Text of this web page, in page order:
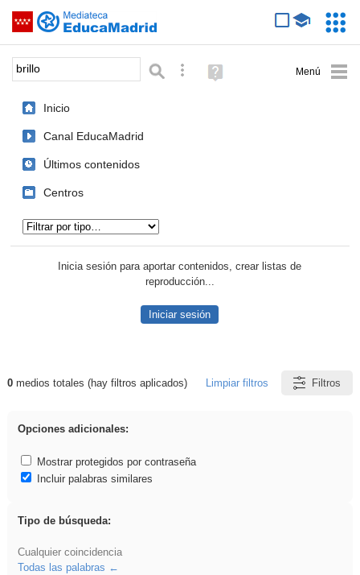
Saltar navegación
Palabra o frase: Búsqueda avanzada
Ayuda
(en
Inicio
Canal EducaMadrid
Últimos contenidos
Centros
Inicia sesión para aportar contenidos, crear listas de
reproducción...
Iniciar sesión
Resultados de: brillo
0medios totales (hay filtros aplicados) Limpiar filtros Filtros
Opciones adicionales:
Mostrar protegidos por contraseña
Incluir palabras similares
Tipo de búsqueda:
Cualquier coincidencia
Todas las palabras